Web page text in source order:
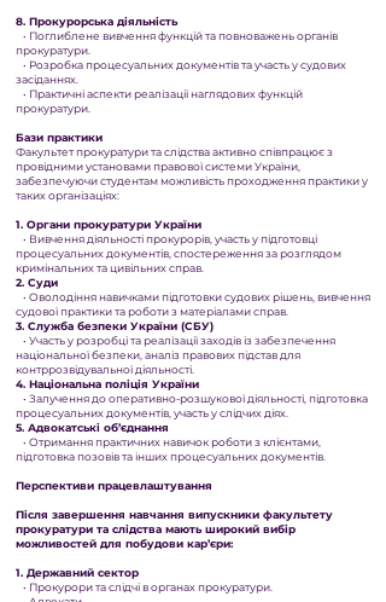
8. Прокурорська діяльність
• Поглиблене вивчення функцій та повноважень органів
прокуратури.
• Розробка процесуальних документів та участь у судових
засіданнях.
• Практичні аспекти реалізації наглядових функцій
прокуратури.
Бази практики
Факультет прокуратури та слідства активно співпрацює з
провідними установами правової системи України,
забезпечуючи студентам можливість проходження практики у
таких організаціях:
1. Органи прокуратури України
• Вивчення діяльності прокурорів, участь у підготовці
процесуальних документів, спостереження за розглядом
кримінальних та цивільних справ.
2. Суди
• Оволодіння навичками підготовки судових рішень, вивчення
судової практики та роботи з матеріалами справ.
3. Служба безпеки України (СБУ)
• Участь у розробці та реалізації заходів із забезпечення
національної безпеки, аналіз правових підстав для
контррозвідувальної діяльності.
4. Національна поліція України
• Залучення до оперативно-розшукової діяльності, підготовка
процесуальних документів, участь у слідчих діях.
5. Адвокатські об’єднання
• Отримання практичних навичок роботи з клієнтами,
підготовка позовів та інших процесуальних документів.
Перспективи працевлаштування
Після завершення навчання випускники факультету
прокуратури та слідства мають широкий вибір
можливостей для побудови кар’єри:
1. Державний сектор
• Прокурори та слідчі в органах прокуратури.